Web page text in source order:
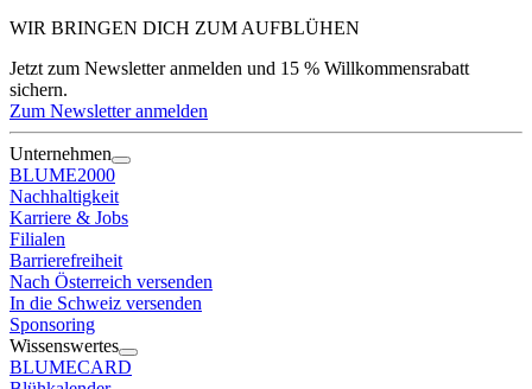
WIR BRINGEN DICH ZUM AUFBLÜHEN
Jetzt zum Newsletter anmelden und 15 % Willkommensrabatt
sichern.
Zum Newsletter anmelden
Unternehmen
BLUME2000
Nachhaltigkeit
Karriere & Jobs
Filialen
Barrierefreiheit
Nach Österreich versenden
In die Schweiz versenden
Sponsoring
Wissenswertes
BLUMECARD